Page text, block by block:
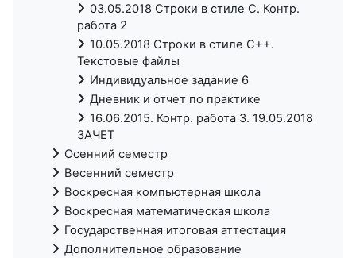
03.05.2018 Строки в стиле C. Контр.
работа 2
10.05.2018 Строки в стиле С++.
Текстовые файлы
Индивидуальное задание 6
Дневник и отчет по практике
16.06.2015. Контр. работа 3. 19.05.2018
ЗАЧЕТ
Осенний семестр
Весенний семестр
Воскресная компьютерная школа
Воскресная математическая школа
Государственная итоговая аттестация
Дополнительное образование